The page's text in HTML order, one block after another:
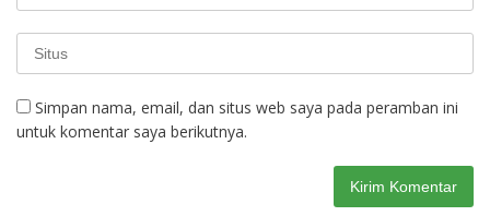
Simpan nama, email, dan situs web saya pada peramban ini
untuk komentar saya berikutnya.